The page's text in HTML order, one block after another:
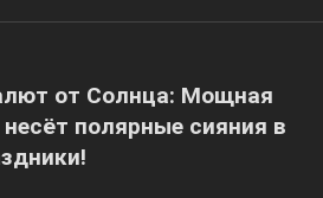
от Солнца: Мощная
полярные сияния в